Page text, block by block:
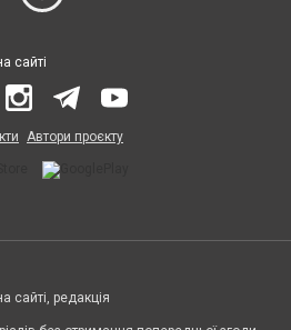
сайті
Автори проєкту
сайті, редакція